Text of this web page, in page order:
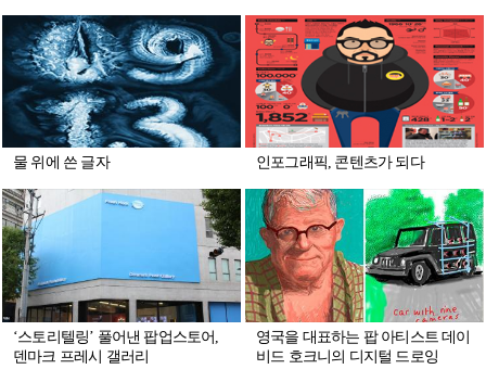
물 위에 쓴 글자 인포그래픽, 콘텐츠가 되다
‘스토리텔링’ 풀어낸 팝업스토어,
덴마크 프레시 갤러리
영국을 대표하는 팝 아티스트 데이
비드 호크니의 디지털 드로잉